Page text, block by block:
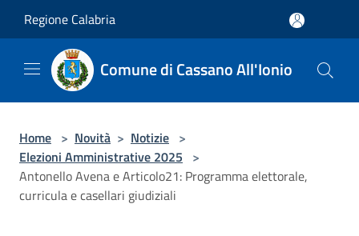
Regione Calabria
Comune di Cassano All'Ionio
Home > Novità > Notizie >
Elezioni Amministrative 2025 >
Antonello Avena e Articolo21: Programma elettorale,
curricula e casellari giudiziali